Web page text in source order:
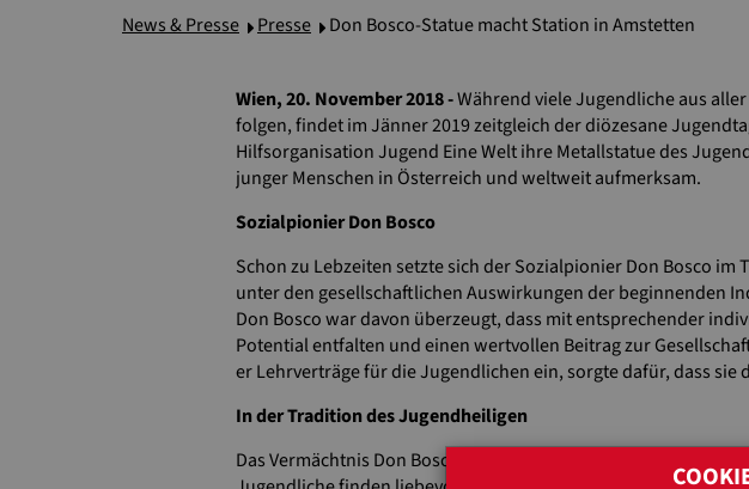
News & Presse Presse Don Bosco-Statue macht Station in Amstetten
Wien, 20. November 2018 -Während viele Jugendliche aus
folgen, findet im Jänner 2019 zeitgleich der diözesane
Hilfsorganisation Jugend Eine Welt ihre Metallstatue des
junger Menschen in Österreich und weltweit aufmerksam.
Sozialpionier Don Bosco
Schon zu Lebzeiten setzte sich der Sozialpionier Don Bosco
unter den gesellschaftlichen Auswirkungen der beginnenden
Don Bosco war davon überzeugt, dass mit entsprechender
Potential entfalten und einen wertvollen Beitrag zur
er Lehrverträge für die Jugendlichen ein, sorgte dafür, dass
In der Tradition des Jugendheiligen
Das Vermächtnis Don Boscos wird von Jugend Eine Welt